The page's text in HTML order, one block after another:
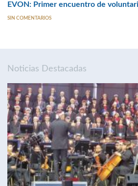
EVON: Primer encuentro de
SIN COMENTARIOS
Noticias Destacadas